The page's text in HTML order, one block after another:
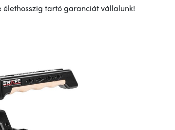
tartó garanciát vállalunk!